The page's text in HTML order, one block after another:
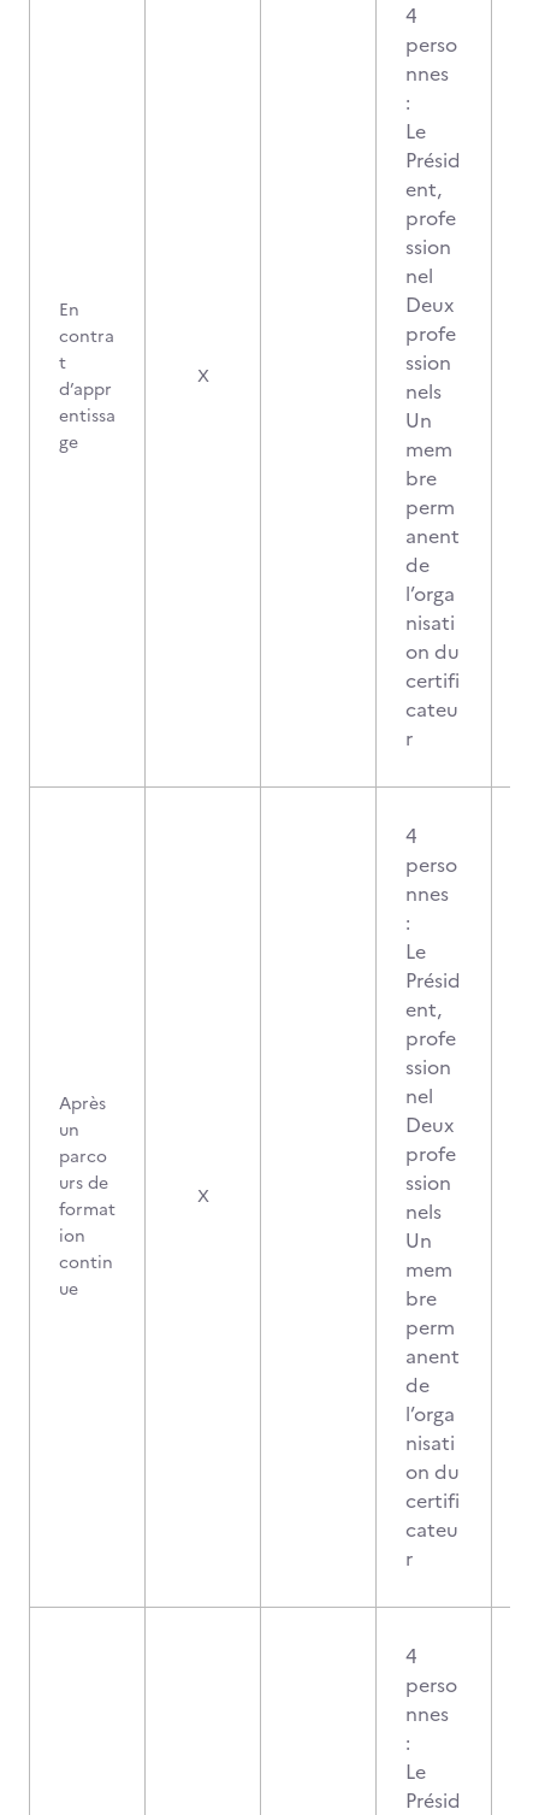
En
contra
t
d’appr
entissa
ge
X
4
perso
nnes
:
Le
Présid
ent,
profe
ssion
nel
Deux
profe
ssion
nels
Un
mem
bre
perm
anent
de
l’orga
nisati
on du
certifi
cateu
r
Après
un
parco
urs de
format
ion
contin
ue
X
4
perso
nnes
:
Le
Présid
ent,
profe
ssion
nel
Deux
profe
ssion
nels
Un
mem
bre
perm
anent
de
l’orga
nisati
on du
certifi
cateu
r
4
perso
nnes
:
Le
Présid